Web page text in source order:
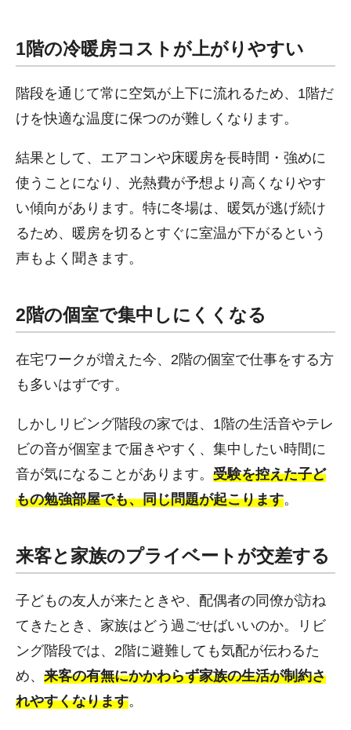
1階の冷暖房コストが上がりやすい
階段を通じて常に空気が上下に流れるため、1階だ
けを快適な温度に保つのが難しくなります。
結果として、エアコンや床暖房を長時間・強めに
使うことになり、光熱費が予想より高くなりやす
い傾向があります。特に冬場は、暖気が逃げ続け
るため、暖房を切るとすぐに室温が下がるという
声もよく聞きます。
2階の個室で集中しにくくなる
在宅ワークが増えた今、2階の個室で仕事をする方
も多いはずです。
しかしリビング階段の家では、1階の生活音やテレ
ビの音が個室まで届きやすく、集中したい時間に
音が気になることがあります。 受験を控えた子ど
もの勉強部屋でも、同じ問題が起こります。
来客と家族のプライベートが交差する
子どもの友人が来たときや、配偶者の同僚が訪ね
てきたとき、家族はどう過ごせばいいのか。リビ
ング階段では、2階に避難しても気配が伝わるた
め、 来客の有無にかかわらず家族の生活が制約さ
れやすくなります。